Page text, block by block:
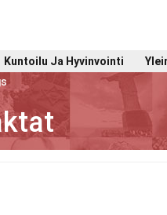
Kuntoilu Ja Hyvinvointi